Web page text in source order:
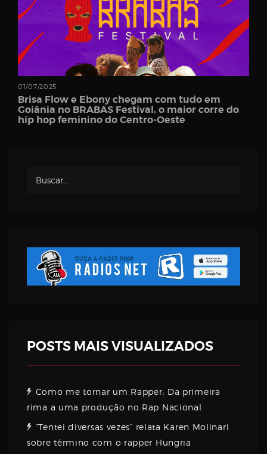
Password
Remember
Username
Email
01/07/2025
Brisa Flow e Ebony chegam com tudo em
Goiânia no BRABAS Festival, o maior corre do
hip hop feminino do Centro-Oeste
POSTS MAIS VISUALIZADOS
Como me tornar um Rapper: Da primeira
rima a uma produção no Rap Nacional
“Tentei diversas vezes” relata Karen Molinari
sobre término com o rapper Hungria